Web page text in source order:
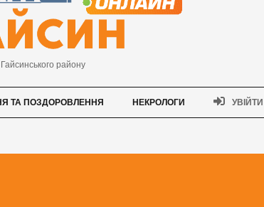
району
ТА ПОЗДОРОВЛЕННЯ НЕКРОЛОГИ УВІЙТИ